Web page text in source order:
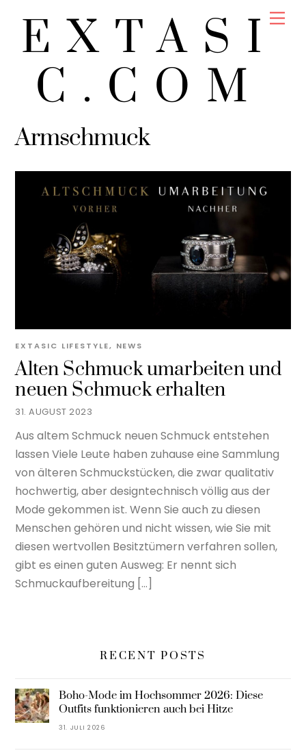
contentEXTASI
C.COM
Armschmuck
31. AUGUST 2023
Alten Schmuck umarbeiten und
neuen Schmuck erhalten
EXTASIC LIFESTYLE, NEWS
Aus altem Schmuck neuen Schmuck entstehen
lassen Viele Leute haben zuhause eine Sammlung
von älteren Schmuckstücken, die zwar qualitativ
hochwertig, aber designtechnisch völlig aus der
Mode gekommen ist. Wenn Sie auch zu diesen
Menschen gehören und nicht wissen, wie Sie mit
diesen wertvollen Besitztümern verfahren sollen,
gibt es einen guten Ausweg: Er nennt sich
Schmuckaufbereitung […]
RECENT POSTS
Boho-Mode im Hochsommer 2026: Diese
Outfits funktionieren auch bei Hitze
31. JULI 2026